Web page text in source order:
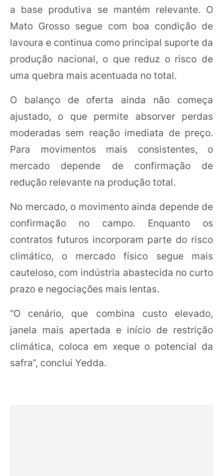
a base produtiva se mantém relevante. O
Mato Grosso segue com boa condição de
lavoura e continua como principal suporte da
produção nacional, o que reduz o risco de
uma quebra mais acentuada no total.
O balanço de oferta ainda não começa
ajustado, o que permite absorver perdas
moderadas sem reação imediata de preço.
Para movimentos mais consistentes, o
mercado depende de confirmação de
redução relevante na produção total.
No mercado, o movimento ainda depende de
confirmação no campo. Enquanto os
contratos futuros incorporam parte do risco
climático, o mercado físico segue mais
cauteloso, com indústria abastecida no curto
prazo e negociações mais lentas.
“O cenário, que combina custo elevado,
janela mais apertada e início de restrição
climática, coloca em xeque o potencial da
safra”, conclui Yedda.